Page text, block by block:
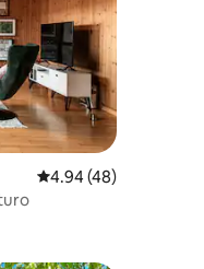
Calificación
4.94 (48)